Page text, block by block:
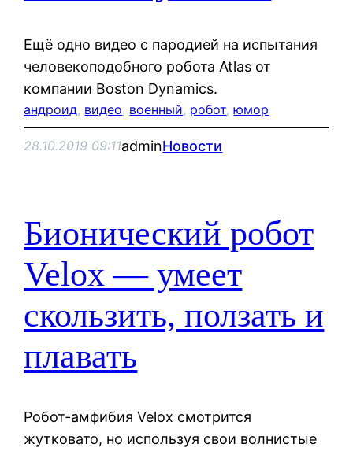
Ещё одно видео с пародией на испытания
человекоподобного робота Atlas от
компании Boston Dynamics.
андроид, видео, военный, робот, юмор
28.10.2019 09:11adminНовости
Бионический робот
Velox — умеет
скользить, ползать и
плавать
Робот-амфибия Velox смотрится
жутковато, но используя свои волнистые